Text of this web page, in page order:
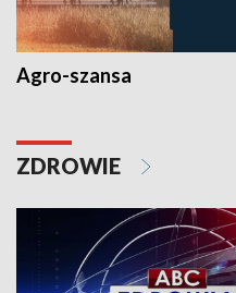
Agro-szansa
ZDROWIE